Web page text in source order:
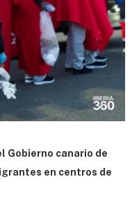
Gobierno canario de
en centros de